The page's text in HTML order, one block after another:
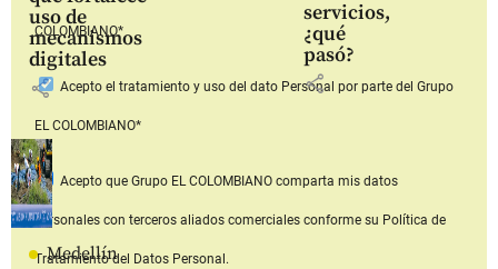
uso de
mecanismos
digitales
share
servicios,
¿qué
pasó?
share
Medellín
COLOMBIANO*
Acepto el tratamiento y uso del dato Personal por parte del Grupo
EL COLOMBIANO*
Acepto que Grupo EL COLOMBIANOcomparta mis datos
personales con terceros aliados comerciales conforme su Política de
Tratamiento del Datos Personal.